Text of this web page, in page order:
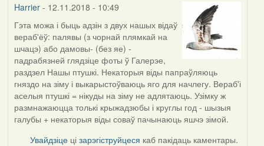
Harrier- 12.11.2018 - 10:49
Гэта можа і быць адзін з двух нашых відаў
вераб'ёў: палявы (з чорнай плямкай на
шчацэ) або дамовы- (без яе) -
падрабязней глядзіце фоты ў Галерэе,
раздзел Нашы птушкі. Некаторыя віды папраўляюць
гняздо на зіму і выкарыстоўваюць яго для начлегу. Вераб'і
аселыя птушкі = нікуды на зіму не адлятаюць. Узімку ж
размнажаюцца толькі крыжадзюбы і круглы год - шызыя
галубы + некаторыя віды соваў пачынаюць яшчэ зімой.
Увайдзіце цізарэгіструйцеся каб пакідаць каментары.